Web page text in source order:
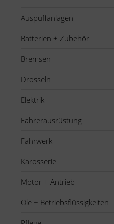
Auspuffanlagen
Batterien + Zubehör
Bremsen
Drosseln
Elektrik
Fahrerausrüstung
Fahrwerk
Karosserie
Motor + Antrieb
Öle + Betriebsflüssigkeiten